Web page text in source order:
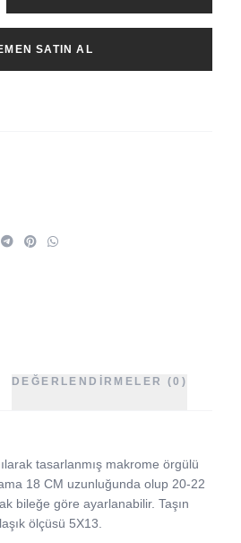
SATIN AL
DEĞERLENDIRMELER (0)
tasarlanmış makrome örgülü
18 CM uzunluğunda olup 20-22
bileğe göre ayarlanabilir. Taşın
ölçüsü 5X13.